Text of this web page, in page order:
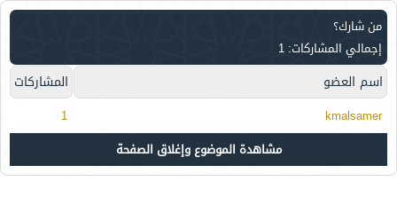
من شارك؟
إجمالي المشاركات: 1
اسم العضو المشاركات
kmalsamer
1
مشاهدة الموضوع وإغلاق الصفحة